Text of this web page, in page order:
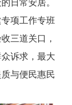
日常安居。
项工作专班
三道关口，
诉求，最大
与便民惠民